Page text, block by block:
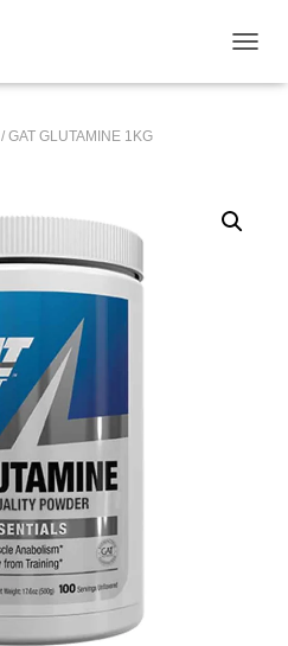
/ GAT GLUTAMINE 1KG